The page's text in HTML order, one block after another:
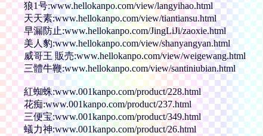
狼1号:www.hellokanpo.com/view/langyihao.html
天天素:www.hellokanpo.com/view/tiantiansu.html
早漏防止:www.hellokanpo.com/JingLiJi/zaoxie.html
美人豹:www.hellokanpo.com/view/shanyangyan.html
威哥王 販売:www.hellokanpo.com/view/weigewang.html
三體牛鞭:www.hellokanpo.com/view/santiniubian.html
紅蜘蛛:www.001kanpo.com/product/228.html
花痴:www.001kanpo.com/product/237.html
三便宝:www.001kanpo.com/product/349.html
蟻力神:www.001kanpo.com/product/26.html